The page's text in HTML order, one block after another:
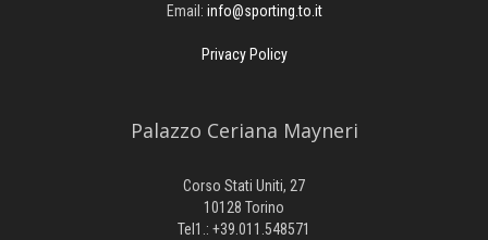
Email: info@sporting.to.it
Privacy Policy
Palazzo Ceriana Mayneri
Corso Stati Uniti, 27
10128 Torino
Tel1.: +39.011.548571